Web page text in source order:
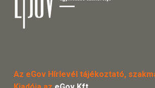
Az eGov Hírlevél tájékoztató,